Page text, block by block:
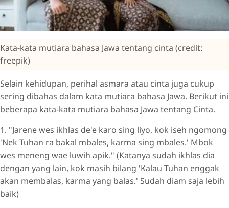
Kata-kata mutiara bahasa Jawa tentang cinta (credit:
freepik)
Selain kehidupan, perihal asmara atau cinta juga cukup
sering dibahas dalam kata mutiara bahasa Jawa. Berikut ini
beberapa kata-kata mutiara bahasa Jawa tentang Cinta.
1. "Jarene wes ikhlas de'e karo sing liyo, kok iseh ngomong
'Nek Tuhan ra bakal mbales, karma sing mbales.' Mbok
wes meneng wae luwih apik." (Katanya sudah ikhlas dia
dengan yang lain, kok masih bilang 'Kalau Tuhan enggak
akan membalas, karma yang balas.' Sudah diam saja lebih
baik)